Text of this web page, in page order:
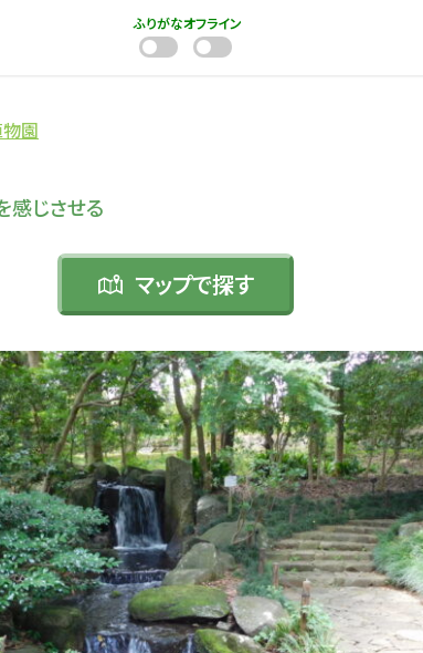
ふりがなオフライン
園
感じさせる
マップで探す